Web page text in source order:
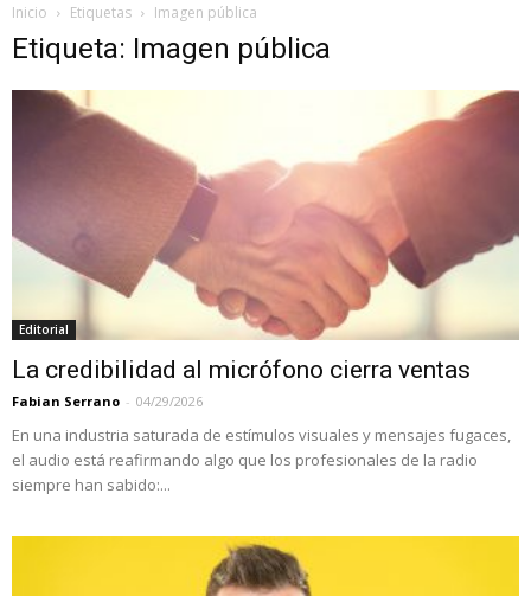
Inicio Etiquetas Imagen pública
Etiqueta: Imagen pública
Editorial
La credibilidad al micrófono cierra ventas
Fabian Serrano - 04/29/2026
En una industria saturada de estímulos visuales y mensajes fugaces,
el audio está reafirmando algo que los profesionales de la radio
siempre han sabido:...